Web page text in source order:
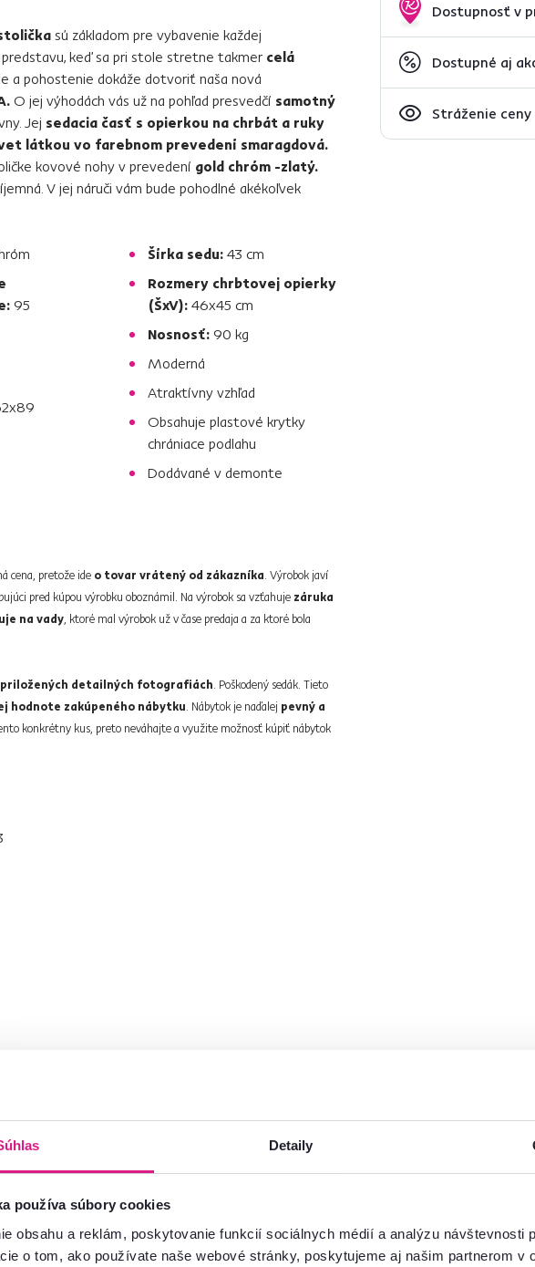
Detaily
používa súbory cookies
obsahu a reklám, poskytovanie funkcií sociálnych médií a analýzu návštevnosti
o tom, ako používate naše webové stránky, poskytujeme aj našim partnerom v
Dostupnosť v
Dostupné aj
Stráženie
sú základom pre vybavenie každej
keď sa pri stole stretne takmer celá
a pohostenie dokáže dotvoriť naša nová
O jej výhodách vás už na pohľad presvedčí samotný
Jej sedacia časť s opierkou na chrbát a ruky
látkou vo farebnom prevedení smaragdová.
kovové nohy v prevedení gold chróm -zlatý.
V jej náruči vám bude pohodlné akékoľvek
95
Šírka sedu: 43 cm
Rozmery chrbtovej opierky
(ŠxV): 46x45 cm
Nosnosť: 90 kg
Moderná
Atraktívny vzhľad
Obsahuje plastové krytky
chrániace podlahu
Dodávané v demonte
cena, pretože ide o tovar vrátený od zákazníka . Výrobok javí
pred kúpou výrobku oboznámil. Na výrobok sa vzťahuje záruka
na vady , ktoré mal výrobok už v čase predaja a za ktoré bola
priložených detailných fotografiách . Poškodený sedák. Tieto
hodnote zakúpeného nábytku . Nábytok je naďalej pevný a
konkrétny kus, preto neváhajte a využite možnosť kúpiť nábytok
informácie?
radi poradíme
Spustiť chat